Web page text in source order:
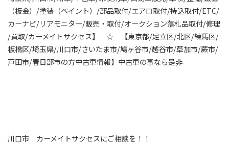
（板金）/塗装（ペイント）/部品取付/エアロ取付/持込取付/ETC/
カーナビ/リアモニター/販売・取付/オークション落札品取付/修理
/買取/カーメイトサクセス】 ☆ 【東京都/足立区/北区/練馬区/
板橋区/埼玉県/川口市/さいたま市/鳩ヶ谷市/越谷市/草加市/蕨市/
戸田市/春日部市の方中古車情報】中古車の事なら是非
川口市 カーメイトサクセスにご相談を！！